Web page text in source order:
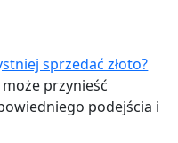
sprzedać złoto?
przynieść
podejścia i